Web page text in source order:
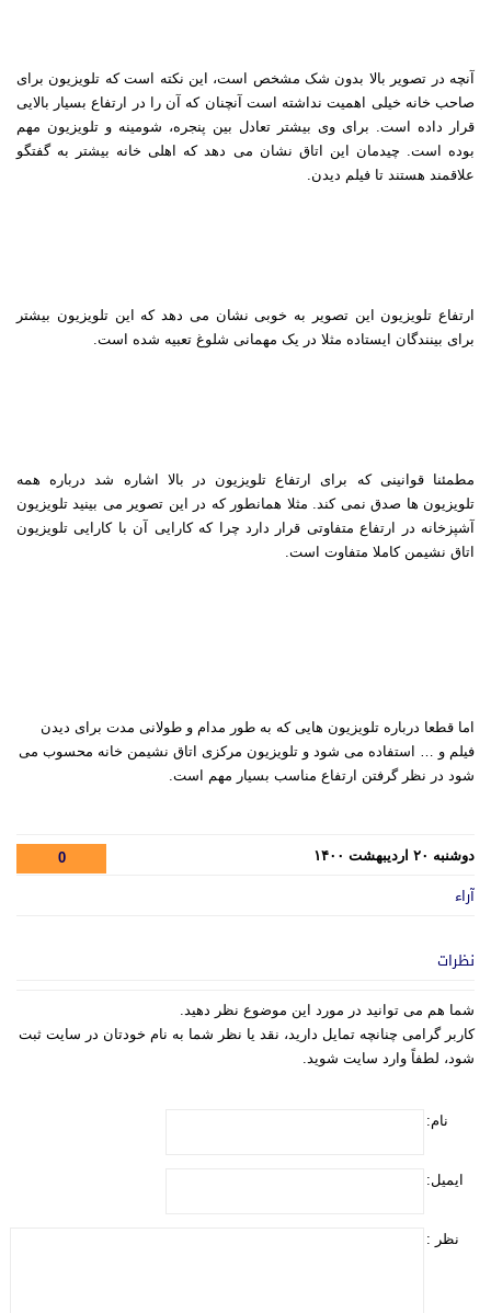
آنچه در تصویر بالا بدون شک مشخص است، این نکته است که تلویزیون برای
صاحب خانه خیلی اهمیت نداشته است آنچنان که آن را در ارتفاع بسیار بالایی
قرار داده است. برای وی بیشتر تعادل بین پنجره، شومینه و تلویزیون مهم
بوده است. چیدمان این اتاق نشان می دهد که اهلی خانه بیشتر به گفتگو
علاقمند هستند تا فیلم دیدن.
ارتفاع تلویزیون این تصویر به خوبی نشان می دهد که این تلویزیون بیشتر
برای بینندگان ایستاده مثلا در یک مهمانی شلوغ تعبیه شده است.
مطمئنا قوانینی که برای ارتفاع تلویزیون در بالا اشاره شد درباره همه
تلویزیون ها صدق نمی کند. مثلا همانطور که در این تصویر می بینید تلویزیون
آشپزخانه در ارتفاع متفاوتی قرار دارد چرا که کارایی آن با کارایی تلویزیون
اتاق نشیمن کاملا متفاوت است.
اما قطعا درباره تلویزیون هایی که به طور مدام و طولانی مدت برای دیدن
فیلم و … استفاده می شود و تلویزیون مرکزی اتاق نشیمن خانه محسوب می
شود در نظر گرفتن ارتفاع مناسب بسیار مهم است.
دوشنبه ۲۰ اردیبهشت ۱۴۰۰ 0
آراء
نظرات
شما هم می توانید در مورد این موضوع نظر دهید.
کاربر گرامی چنانچه تمایل دارید، نقد یا نظر شما به نام خودتان در سایت ثبت
شود، لطفاً وارد سایت شوید.
نام:
ایمیل:
نظر :